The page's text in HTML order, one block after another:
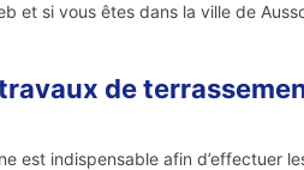
et si vous êtes dans la ville de
de
est indispensable afin d’effectuer